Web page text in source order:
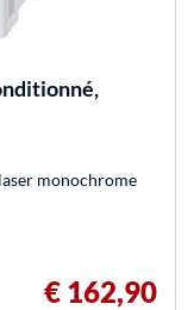
monochrome
€ 162,90